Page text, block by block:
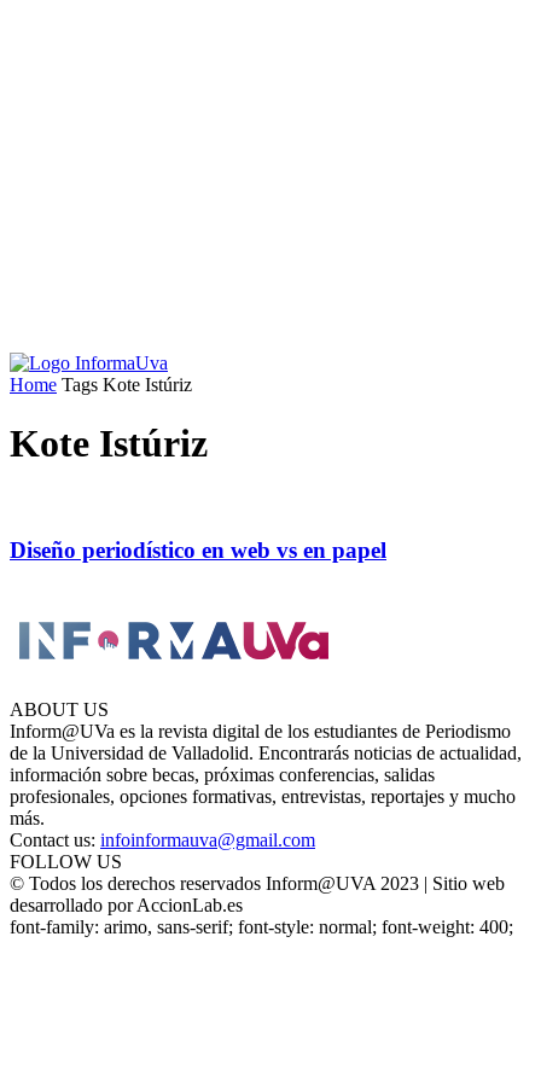
Home Tags Kote Istúriz
Kote Istúriz
Diseño periodístico en web vs en papel
ABOUT US
Inform@UVa es la revista digital de los estudiantes de Periodismo
de la Universidad de Valladolid. Encontrarás noticias de actualidad,
información sobre becas, próximas conferencias, salidas
profesionales, opciones formativas, entrevistas, reportajes y mucho
más.
Contact us: infoinformauva@gmail.com
FOLLOW US
© Todos los derechos reservados Inform@UVA 2023 | Sitio web
desarrollado por AccionLab.es
font-family: arimo, sans-serif; font-style: normal; font-weight: 400;